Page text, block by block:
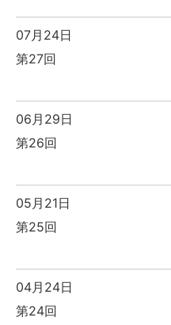
07月24日
第27回
06月29日
第26回
05月21日
第25回
04月24日
第24回